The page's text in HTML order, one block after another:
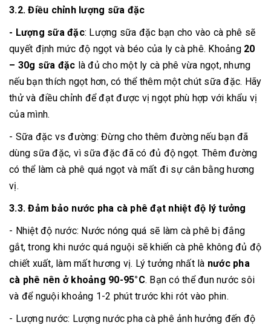
3.2. Điều chỉnh lượng sữa đặc
- Lượng sữa đặc: Lượng sữa đặc bạn cho vào cà phê sẽ
quyết định mức độ ngọt và béo của ly cà phê. Khoảng 20
– 30g sữa đặc là đủ cho một ly cà phê vừa ngọt, nhưng
nếu bạn thích ngọt hơn, có thể thêm một chút sữa đặc. Hãy
thử và điều chỉnh để đạt được vị ngọt phù hợp với khẩu vị
của mình.
- Sữa đặc vs đường: Đừng cho thêm đường nếu bạn đã
dùng sữa đặc, vì sữa đặc đã có đủ độ ngọt. Thêm đường
có thể làm cà phê quá ngọt và mất đi sự cân bằng hương
vị.
3.3. Đảm bảo nước pha cà phê đạt nhiệt độ lý tưởng
- Nhiệt độ nước: Nước nóng quá sẽ làm cà phê bị đắng
gắt, trong khi nước quá nguội sẽ khiến cà phê không đủ độ
chiết xuất, làm mất hương vị. Lý tưởng nhất là nước pha
cà phê nên ở khoảng 90-95°C. Bạn có thể đun nước sôi
và để nguội khoảng 1-2 phút trước khi rót vào phin.
- Lượng nước: Lượng nước pha cà phê ảnh hưởng đến độ